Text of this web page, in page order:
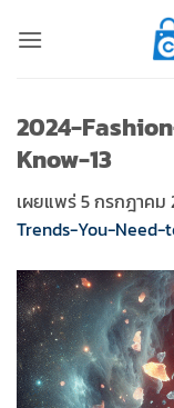
2024-
Know-13
เผยแพร่5 กรกฎาคม
Trends-You-Need-